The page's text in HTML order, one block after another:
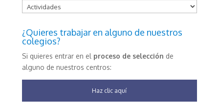
Categorías
¿Quieres trabajar en alguno de nuestros
colegios?
Si quieres entrar en el proceso de selección de
alguno de nuestros centros:
Haz clic aquí